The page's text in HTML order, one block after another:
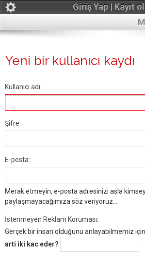
Giriş Yap | Kayıt ol
Yeni bir kullanıcı kaydı
Kullanıcı adı:
Şifre:
E-posta:
Merak etmeyin, e-posta adresinizi asla
paylaşmayacağımıza söz veriyoruz...
İstenmeyen Reklam Koruması:
Gerçek bir insan olduğunu anlayabilmemiz
arti iki kac eder?